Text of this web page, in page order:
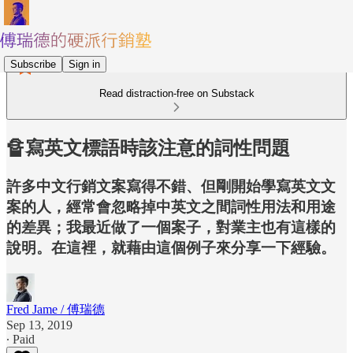
Subscribe Sign in
Read distraction-free on Substack
🔏寫英文標語時該注意的詞性問題
許多中文行銷文案寫得不錯、但剛開始學寫英文文
案的人，經常會忽略掉中英文之間詞性用法和用途
的差異；我最近做了一個案子，對業主也有這樣的
說明。在這裡，就藉由這個例子來分享一下經驗。
Fred Jame / 傅瑞德
Sep 13, 2019
∙ Paid